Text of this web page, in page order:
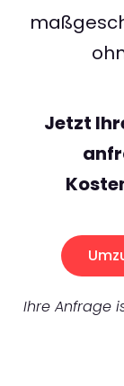
Jetzt
Ihre Anfrage